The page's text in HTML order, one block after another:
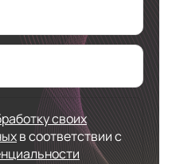
своих
в соответствии с